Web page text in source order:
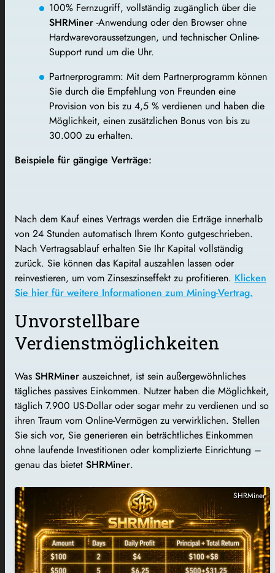
100% Fernzugriff, vollständig zugänglich über die
SHRMiner -Anwendung oder den Browser ohne
Hardwarevoraussetzungen, und technischer Online-
Support rund um die Uhr.
Partnerprogramm: Mit dem Partnerprogramm können
Sie durch die Empfehlung von Freunden eine
Provision von bis zu 4,5 % verdienen und haben die
Möglichkeit, einen zusätzlichen Bonus von bis zu
30.000 zu erhalten.
Beispiele für gängige Verträge:
Nach dem Kauf eines Vertrags werden die Erträge innerhalb
von 24 Stunden automatisch Ihrem Konto gutgeschrieben.
Nach Vertragsablauf erhalten Sie Ihr Kapital vollständig
zurück. Sie können das Kapital auszahlen lassen oder
reinvestieren, um vom Zinseszinseffekt zu profitieren. Klicken
Sie hier für weitere Informationen zum Mining-Vertrag.
Unvorstellbare
Verdienstmöglichkeiten
Was SHRMiner auszeichnet, ist sein außergewöhnliches
tägliches passives Einkommen. Nutzer haben die Möglichkeit,
täglich 7.900 US-Dollar oder sogar mehr zu verdienen und so
ihren Traum vom Online-Vermögen zu verwirklichen. Stellen
Sie sich vor, Sie generieren ein beträchtliches Einkommen
ohne laufende Investitionen oder komplizierte Einrichtung –
genau das bietet SHRMiner.
SHRMiner